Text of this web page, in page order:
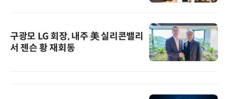
구광모 LG 회장, 내주 美 실리콘밸리
서 젠슨 황 재회동